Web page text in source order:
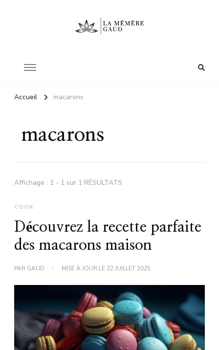
Accueil macarons
macarons
Affichage : 1 - 1 sur 1 RÉSULTATS
COOK
Découvrez la recette parfaite
des macarons maison
PAR GAUD MISE À JOUR LE 22 JUILLET 2025